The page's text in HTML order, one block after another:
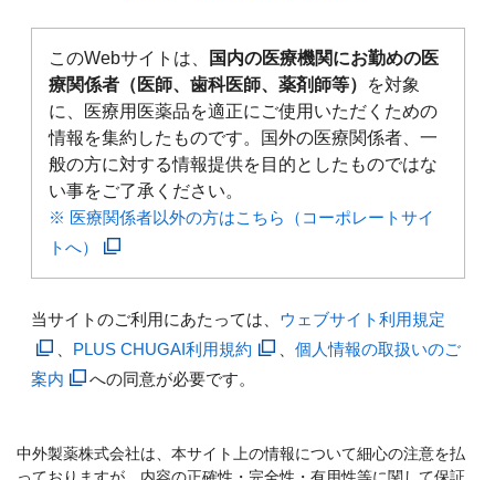
このWebサイトは、
国内の医療機関にお勤めの医
療関係者（医師、歯科医師、薬剤師等）
を対象
に、医療用医薬品を適正にご使用いただくための
情報を集約したものです。国外の医療関係者、一
般の方に対する情報提供を目的としたものではな
い事をご了承ください。
※ 医療関係者以外の方はこちら（コーポレートサイ
トへ）
当サイトのご利用にあたっては、 ウェブサイト利用規定
PLUS CHUGAI利用規約
個人情報の取扱いのご
案内
への同意が必要です。
中外製薬株式会社は、本サイト上の情報について細心の注意を払
っておりますが、内容の正確性・完全性・有用性等に関して保証